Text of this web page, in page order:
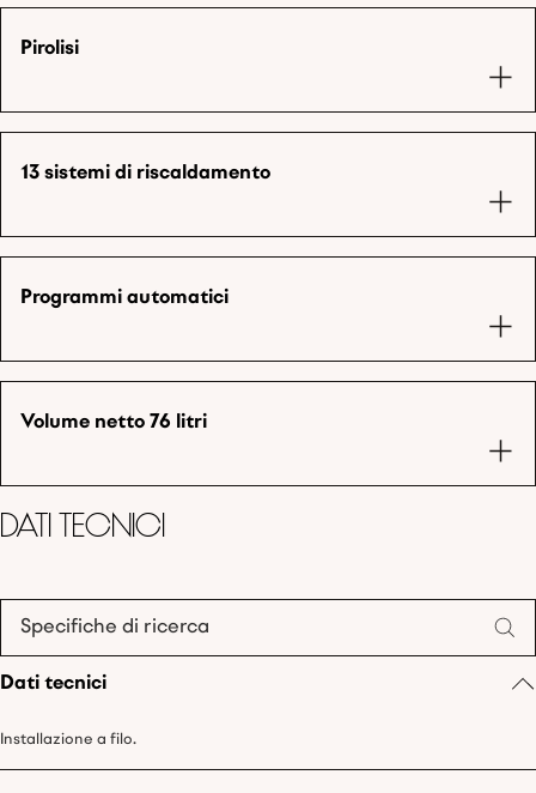
Pirolisi
13 sistemi di riscaldamento
Programmi automatici
Volume netto 76 litri
Dati tecnici
Specifiche di ricerca
Dati tecnici
Installazione a filo.